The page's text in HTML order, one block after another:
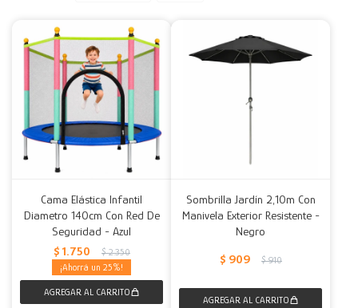
Cama Elástica Infantil
Diametro 140cm Con Red De
Seguridad - Azul
$ 1.750 $ 2.350
25
Sombrilla Jardín 2,10m Con
Manivela Exterior Resistente -
Negro
$ 909 $ 910
Mesas
Calefactores
Acolchados y Frazadas
Fundas
Decoración
Accesorios para el hogar
Accesorios
Muebles Infantiles